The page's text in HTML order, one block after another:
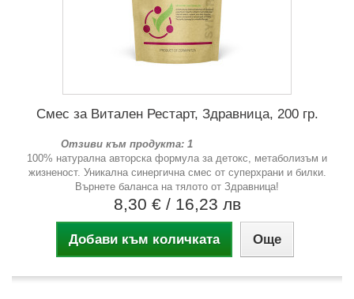
Смес за Витален Рестарт, Здравница, 200 гр.
Отзиви към продукта: 1
100% натурална авторска формула за детокс, метаболизъм и
жизненост. Уникална синергична смес от суперхрани и билки.
Върнете баланса на тялото от Здравница!
8,30 € / 16,23 лв
Добави към количката Още